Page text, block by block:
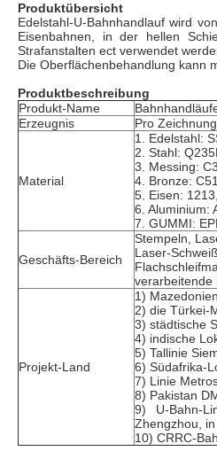
Produktübersicht
Edelstahl-U-Bahnhandlauf wird
Eisenbahnen, in der hellen
Strafanstalten ect verwendet
Die Oberflächenbehandlung kann
Produktbeschreibung
Produkt-Name
Erzeugnis
Pro Zeichnung
Material
1. Edelstahl:
2. Stahl:
3. Messing:
4. Bronze:
5. Eisen:
6. Aluminium:
7. GUMMI:
Geschäfts-Bereich
Stempeln,
Laser-
verarbeitende
Projekt-Land
1)
2) die Türkei-
3) städtische
4) indische
5) Tallinie
6) Südafrika-
7) Linie
8) Pakistan
9) U-Bahn-
Zhengzhou,
10) CRRC-